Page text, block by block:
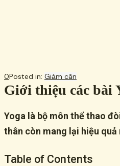
0Posted in: Giảm cân
Giới thiệu các bài
Yoga là bộ môn thể thao
thân còn mang lại hiệu quả
Table of Contents